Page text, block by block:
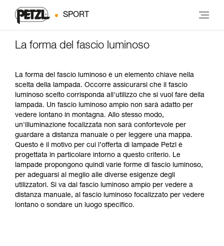
SPORT
La forma del fascio luminoso
La forma del fascio luminoso è un elemento chiave nella
scelta della lampada. Occorre assicurarsi che il fascio
luminoso scelto corrisponda all'utilizzo che si vuol fare della
lampada. Un fascio luminoso ampio non sarà adatto per
vedere lontano in montagna. Allo stesso modo,
un'illuminazione focalizzata non sarà confortevole per
guardare a distanza manuale o per leggere una mappa.
Questo è il motivo per cui l’offerta di lampade Petzl è
progettata in particolare intorno a questo criterio. Le
lampade propongono quindi varie forme di fascio luminoso,
per adeguarsi al meglio alle diverse esigenze degli
utilizzatori. Si va dal fascio luminoso ampio per vedere a
distanza manuale, al fascio luminoso focalizzato per vedere
lontano o sondare un luogo specifico.